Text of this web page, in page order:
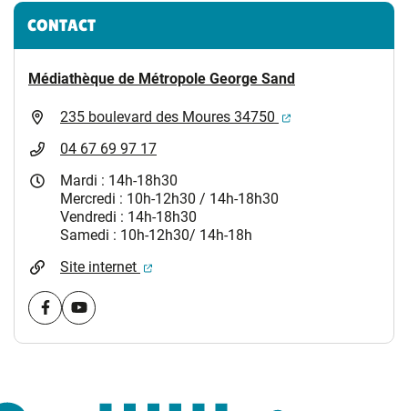
Informations complémentaires
CONTACT
Médiathèque de Métropole George Sand
235 boulevard des Moures 34750
(ouverture dans
04 67 69 97 17
Mardi : 14h-18h30
Mercredi : 10h-12h30 / 14h-18h30
Vendredi : 14h-18h30
Samedi : 10h-12h30/ 14h-18h
Site internet
(ouverture dans un nouvel onglet)
Visiter la page Facebook (nouvelle fenêtre)
Visiter la page youtube (nouvelle fenêtre)